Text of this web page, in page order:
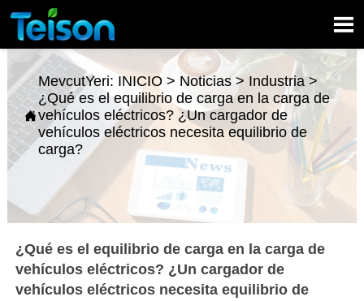


MevcutYeri: INICIO> Noticias> Industria>
¿Qué es el equilibrio de carga en la carga de
vehículos eléctricos? ¿Un cargador de
vehículos eléctricos necesita equilibrio de
carga?
¿Qué es el equilibrio de carga en la carga de
vehículos eléctricos? ¿Un cargador de
vehículos eléctricos necesita equilibrio de